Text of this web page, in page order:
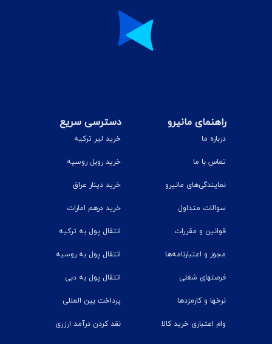
راهنمای مانیرو
درباره ما
تماس با ما
نمایندگی‌های مانیرو
سوالات متداول
قوانین و مقررات
مجوز و اعتبارنامه‌ها
فرصتهای شغلی
نرخ‎ها و کارمزدها
وام اعتباری خرید کالا
دسترسی سریع
خرید لیر ترکیه
خرید روبل روسیه
خرید دینار عراق
خرید درهم امارات
انتقال پول به ترکیه
انتقال پول به روسیه
انتقال پول به دبی
پرداخت بین المللی
نقد کردن درآمد ارزری